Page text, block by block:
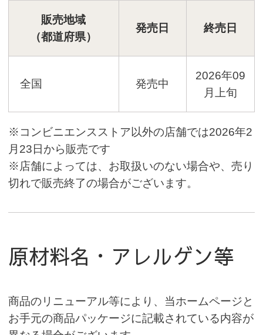
販売地域
（都道府県）
発売日 終売日
全国 発売中
2026年09
月上旬
※コンビニエンスストア以外の店舗では2026年2
月23日から販売です
※店舗によっては、お取扱いのない場合や、売り
切れで販売終了の場合がございます。
原材料名・アレルゲン等
商品のリニューアル等により、当ホームページと
お手元の商品パッケージに記載されている内容が